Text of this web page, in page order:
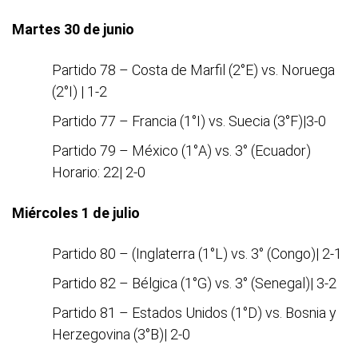
Martes 30 de junio
Partido 78 – Costa de Marfil (2°E) vs. Noruega
(2°I) | 1-2
Partido 77 – Francia (1°I) vs. Suecia (3°F)|3-0
Partido 79 – México (1°A) vs. 3° (Ecuador)
Horario: 22| 2-0
Miércoles 1 de julio
Partido 80 – (Inglaterra (1°L) vs. 3° (Congo)| 2-1
Partido 82 – Bélgica (1°G) vs. 3° (Senegal)| 3-2
Partido 81 – Estados Unidos (1°D) vs. Bosnia y
Herzegovina (3°B)| 2-0